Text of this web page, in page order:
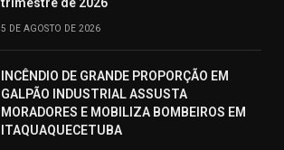
trimestre de 2026
5 DE AGOSTO DE 2026
INCÊNDIO DE GRANDE PROPORÇÃO EM
GALPÃO INDUSTRIAL ASSUSTA
MORADORES E MOBILIZA BOMBEIROS EM
ITAQUAQUECETUBA